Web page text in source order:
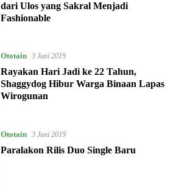
dari Ulos yang Sakral Menjadi
Fashionable
Ototain 3 Juni 2019
Rayakan Hari Jadi ke 22 Tahun,
Shaggydog Hibur Warga Binaan Lapas
Wirogunan
Ototain 3 Juni 2019
Paralakon Rilis Duo Single Baru